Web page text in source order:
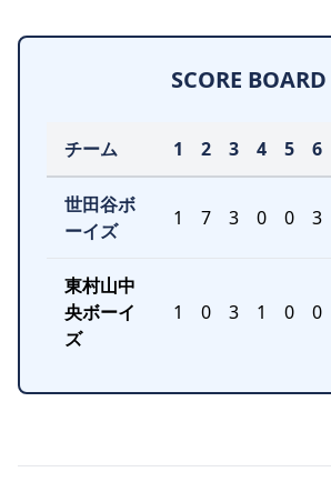
SCORE BOARD
チーム 1 2 3 4 5 6
世田谷ボ
ーイズ
1 7 3 0 0 3
東村山中
央ボーイ
ズ
1 0 3 1 0 0